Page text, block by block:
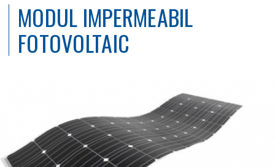
MODUL IMPERMEABIL
FOTOVOLTAIC